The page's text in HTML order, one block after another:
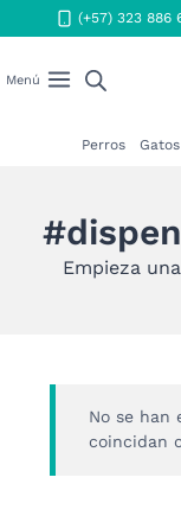
al
(+57) 323 886
Menú
Perros Gatos
Empieza
No se han
coincidan